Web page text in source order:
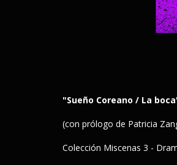
"Sueño Coreano / La
(con prólogo de Patricia
Colección Miscenas 3 -